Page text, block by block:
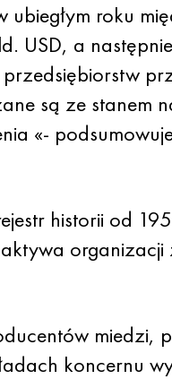
ubiegłym roku
USD, a
są ze stanem
«-
historii od
organizacji
miedzi,
koncernu